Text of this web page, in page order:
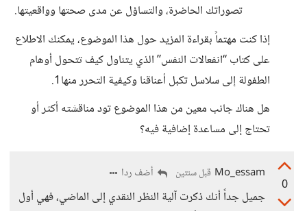
تصوراتك الحاضرة، والتساؤل عن مدى صحتها وواقعيتها.
إذا كنت مهتماً بقراءة المزيد حول هذا الموضوع، يمكنك الاطلاع
على كتاب “انفعالات النفس” الذي يتناول كيف تتحول أوهام
الطفولة إلى سلاسل تكبل أعناقنا وكيفية التحرر منها1.
هل هناك جانب معين من هذا الموضوع تود مناقشته أكثر أو
تحتاج إلى مساعدة إضافية فيه؟
0
Mo_essam قبل سنتين أضف ردا
جميل جداً أنك ذكرت آلية النظر النقدي إلى الماضي، فهي أول